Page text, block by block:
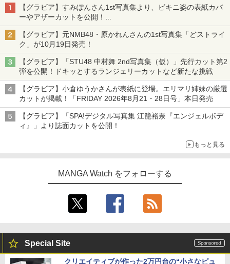
【グラビア】すみぽんさん1st写真集より、ビキニ姿の表紙カバ
ーやアザーカットを公開！
タイトルは「offcourt（オフコート）」に決定
【グラビア】元NMB48・原かれんさんの1st写真集「どストライ
ク」が10月19日発売！
【グラビア】「STU48 中村舞 2nd写真集（仮）」先行カット第2
弾を公開！ドキッとするランジェリーカットなど新たな挑戦
【グラビア】小倉ゆうかさんが表紙に登場。エリマリ姉妹の厳選
カットが掲載！「FRIDAY 2026年8⽉21・28日号」本日発売
【グラビア】「SPA!デジタル写真集 江籠裕奈『エンジェルボデ
ィ』」より誌面カットを公開！
もっと見る
MANGA Watch をフォローする
Special Site
クリエイティブが作った2万円台の“小さなピュ